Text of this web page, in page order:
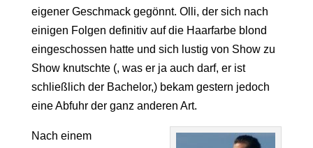
eigener Geschmack gegönnt. Olli, der sich nach
einigen Folgen definitiv auf die Haarfarbe blond
eingeschossen hatte und sich lustig von Show zu
Show knutschte (, was er ja auch darf, er ist
schließlich der Bachelor,) bekam gestern jedoch
eine Abfuhr der ganz anderen Art.
Nach einem